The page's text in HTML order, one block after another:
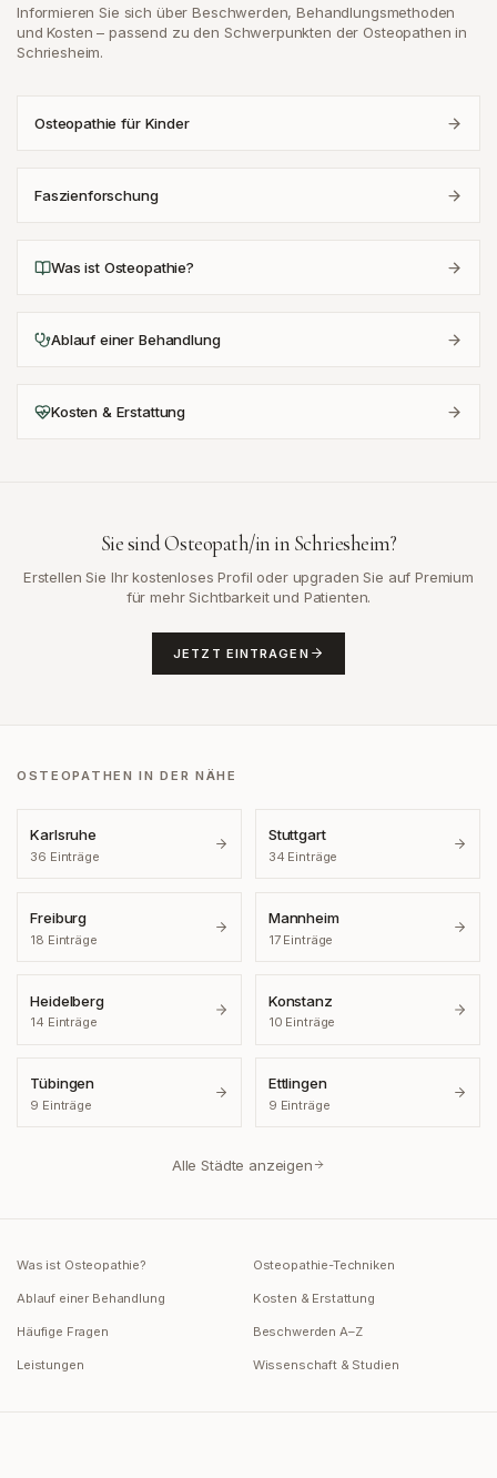
Informieren Sie sich über Beschwerden, Behandlungsmethoden
und Kosten – passend zu den Schwerpunkten der Osteopathen in
Schriesheim.
Osteopathie für Kinder
Faszienforschung
Was ist Osteopathie?
Ablauf einer Behandlung
Kosten & Erstattung
Sie sind Osteopath/in in Schriesheim?
Erstellen Sie Ihr kostenloses Profil oder upgraden Sie auf Premium
für mehr Sichtbarkeit und Patienten.
JETZT EINTRAGEN
OSTEOPATHEN IN DER NÄHE
Karlsruhe
36 Einträge
Stuttgart
34 Einträge
Freiburg
18 Einträge
Mannheim
17Einträge
Heidelberg
14 Einträge
Konstanz
10 Einträge
Tübingen
9 Einträge
Ettlingen
9 Einträge
Alle Städte anzeigen
Was ist Osteopathie? Osteopathie-Techniken
Ablauf einer Behandlung Kosten & Erstattung
Häufige Fragen Beschwerden A–Z
Leistungen Wissenschaft & Studien